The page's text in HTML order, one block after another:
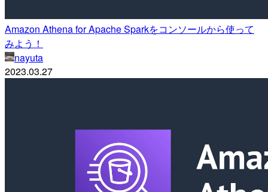
Amazon Athena for Apache Sparkをコンソールから使って
みよう！
nayuta
2023.03.27